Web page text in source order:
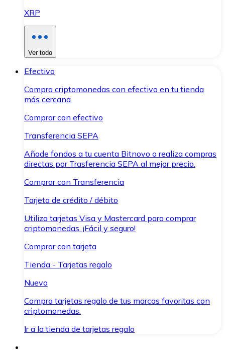
XRP
Ver todo
Efectivo
Compra criptomonedas con efectivo en tu tienda
más cercana.
Comprar con efectivo
Transferencia SEPA
Añade fondos a tu cuenta Bitnovo o realiza compras
directas por Trasferencia SEPA al mejor precio.
Comprar con Transferencia
Tarjeta de crédito / débito
Utiliza tarjetas Visa y Mastercard para comprar
criptomonedas. ¡Fácil y seguro!
Comprar con tarjeta
Tienda - Tarjetas regalo
Nuevo
Compra tarjetas regalo de tus marcas favoritas con
criptomonedas.
Ir a la tienda de tarjetas regalo